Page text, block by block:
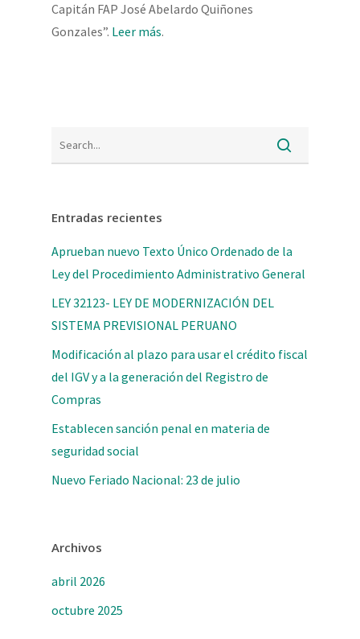
Capitán FAP José Abelardo Quiñones
Gonzales”. Leer más.
Entradas recientes
Aprueban nuevo Texto Único Ordenado de la
Ley del Procedimiento Administrativo General
LEY 32123- LEY DE MODERNIZACIÓN DEL
SISTEMA PREVISIONAL PERUANO
Modificación al plazo para usar el crédito fiscal
del IGV y a la generación del Registro de
Compras
Establecen sanción penal en materia de
seguridad social
Nuevo Feriado Nacional: 23 de julio
Archivos
abril 2026
octubre 2025